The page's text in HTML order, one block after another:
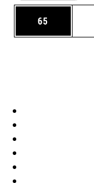
Página
65